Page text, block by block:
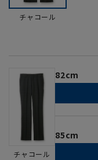
チャコール
チャコール
82cm
85cm